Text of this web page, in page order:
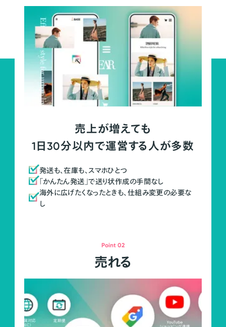
売上が増えても
1日30分以内で運営する人が多数
発送も、在庫も、スマホひとつ
「かんたん発送」で送り状作成の手間なし
海外に広げたくなったときも、仕組み変更の必要な
し
Point 02
売れる